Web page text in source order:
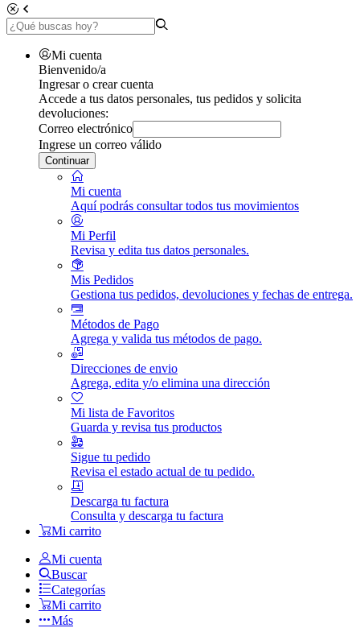
Mi cuenta
Bienvenido/a
Ingresar o crear cuenta
Accede a tus datos personales, tus pedidos y solicita
devoluciones:
Correo electrónico
Ingrese un correo válido
Continuar
Mi cuenta
Aquí podrás consultar todos tus movimientos
Mi Perfil
Revisa y edita tus datos personales.
Mis Pedidos
Gestiona tus pedidos, devoluciones y fechas de entrega.
Métodos de Pago
Agrega y valida tus métodos de pago.
Direcciones de envio
Agrega, edita y/o elimina una dirección
Mi lista de Favoritos
Guarda y revisa tus productos
Sigue tu pedido
Revisa el estado actual de tu pedido.
Descarga tu factura
Consulta y descarga tu factura
Mi carrito
Mi cuenta
Buscar
Categorías
Mi carrito
Más